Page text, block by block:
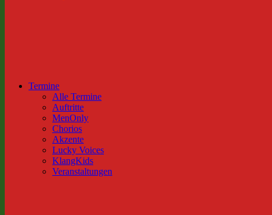
Termine
Alle Termine
Auftritte
MenOnly
Chorios
Akzente
Lucky Voices
KlangKids
Veranstaltungen